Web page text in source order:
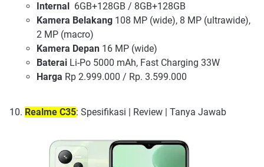
Internal
6GB+128GB / 8GB+128GB
Kamera Belakang 108 MP (wide), 8 MP (ultrawide),
2 MP (macro)
Kamera Depan 16 MP (wide)
Baterai Li-Po 5000 mAh, Fast Charging 33W
Harga Rp 2.999.000 / Rp. 3.599.000
Realme C35: Spesifikasi | Review | Tanya Jawab